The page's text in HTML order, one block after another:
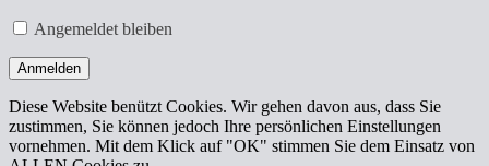
Angemeldet bleiben
Anmelden
Diese Website benützt Cookies. Wir gehen davon aus, dass Sie
zustimmen, Sie können jedoch Ihre persönlichen Einstellungen
vornehmen. Mit dem Klick auf "OK" stimmen Sie dem Einsatz von